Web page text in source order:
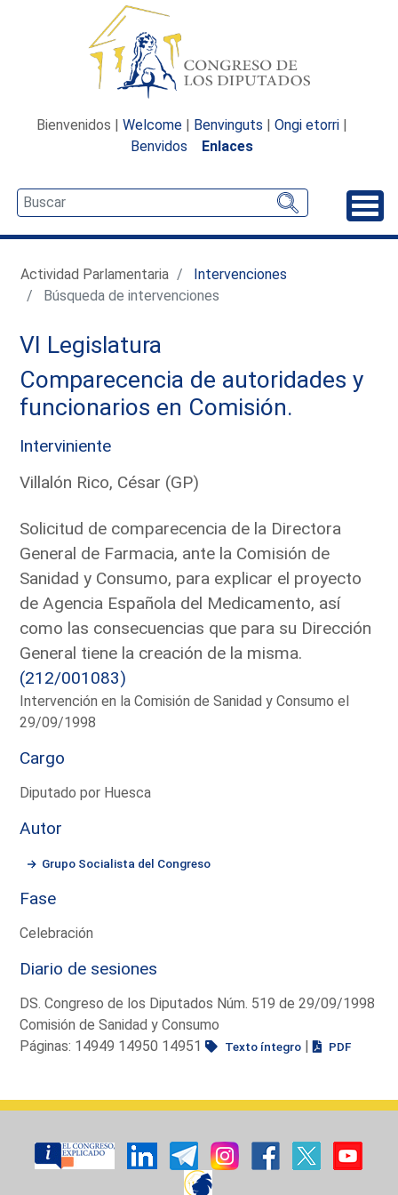
Bienvenidos | Welcome | Benvinguts | Ongi etorri |
Benvidos
Enlaces
Actividad Parlamentaria
Intervenciones
Búsqueda de intervenciones
VI Legislatura
Comparecencia de autoridades y
funcionarios en Comisión.
Interviniente
Villalón Rico, César (GP)
Solicitud de comparecencia de la Directora
General de Farmacia, ante la Comisión de
Sanidad y Consumo, para explicar el proyecto
de Agencia Española del Medicamento, así
como las consecuencias que para su Dirección
General tiene la creación de la misma.
(212/001083)
Intervención en la Comisión de Sanidad y Consumo el
29/09/1998
Cargo
Diputado por Huesca
Autor
Grupo Socialista del Congreso
Fase
Celebración
Diario de sesiones
DS. Congreso de los Diputados Núm. 519 de 29/09/1998
Comisión de Sanidad y Consumo
Páginas: 14949 14950 14951
Texto íntegro | PDF